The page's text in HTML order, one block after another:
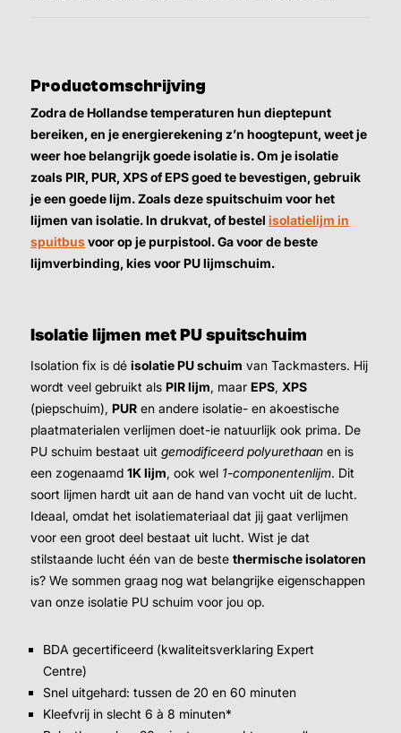
Productomschrijving
Zodra de Hollandse temperaturen hun dieptepunt
bereiken, en je energierekening z’n hoogtepunt, weet je
weer hoe belangrijk goede isolatie is. Om je isolatie
zoals PIR, PUR, XPS of EPS goed te bevestigen, gebruik
je een goede lijm. Zoals deze spuitschuim voor het
lijmen van isolatie. In drukvat, of bestel isolatielijm in
spuitbusvoor op je purpistool. Ga voor de beste
lijmverbinding, kies voor PU lijmschuim.
Isolatie lijmen met PU spuitschuim
Isolation fix is dé isolatie PU schuim van Tackmasters. Hij
wordt veel gebruikt als PIR lijm, maar EPS, XPS
(piepschuim), PUR en andere isolatie- en akoestische
plaatmaterialen verlijmen doet-ie natuurlijk ook prima. De
PU schuim bestaat uit gemodificeerd polyurethaan en is
een zogenaamd 1K lijm, ook wel 1-componentenlijm. Dit
soort lijmen hardt uit aan de hand van vocht uit de lucht.
Ideaal, omdat het isolatiemateriaal dat jij gaat verlijmen
voor een groot deel bestaat uit lucht. Wist je dat
stilstaande lucht één van de beste thermische isolatoren
is? We sommen graag nog wat belangrijke eigenschappen
van onze isolatie PU schuim voor jou op.
BDA gecertificeerd (kwaliteitsverklaring Expert
Centre)
Snel uitgehard: tussen de 20 en 60 minuten
Kleefvrij in slecht 6 à 8 minuten*